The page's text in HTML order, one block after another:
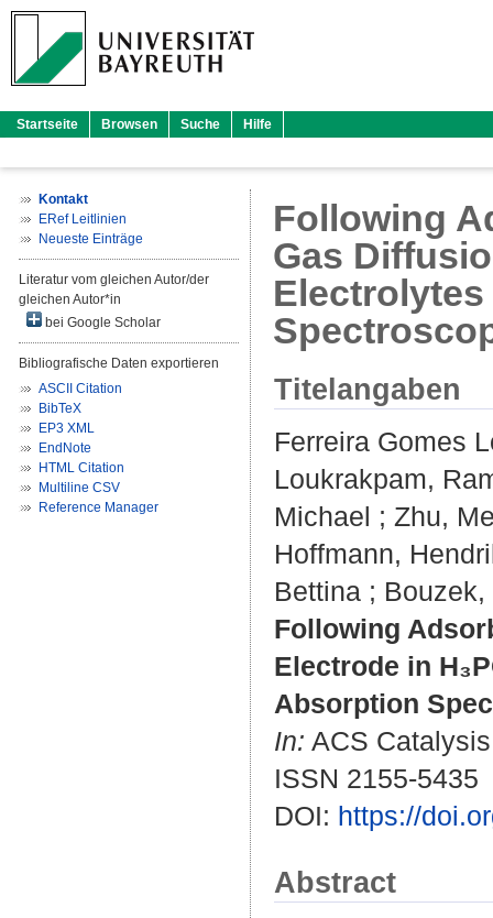
Startseite Browsen Suche Hilfe
Kontakt
ERef Leitlinien
Neueste Einträge
Literatur vom gleichen Autor/der
gleichen Autor*in
bei Google Scholar
Bibliografische Daten exportieren
ASCII Citation
BibTeX
EP3 XML
EndNote
HTML Citation
Multiline CSV
Reference Manager
Following
Gas
Titelangaben
Ferreira Gomes
Loukrakpam,
Michael ; Zhu,
Hoffmann,
Bettina ; Bouzek,
Following
Electrode in
Absorption
In: ACS
ISSN 2155-5435
DOI: https://
Abstract